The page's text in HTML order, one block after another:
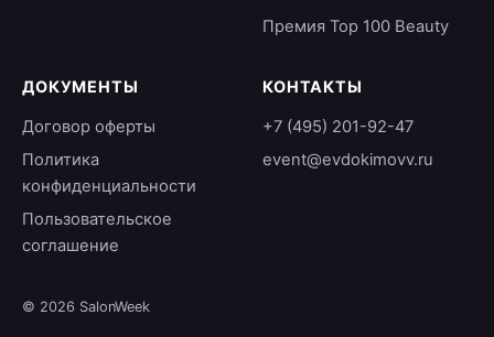
Премия Top 100 Beauty
ДОКУМЕНТЫ
Договор оферты
Политика
конфиденциальности
Пользовательское
соглашение
КОНТАКТЫ
+7 (495) 201-92-47
event@evdokimovv.ru
© 2026 SalonWeek